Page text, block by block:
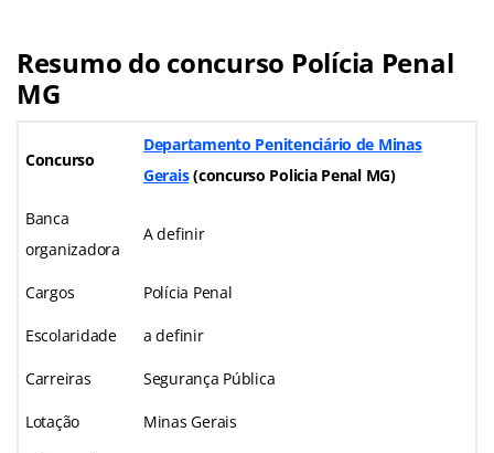
Resumo do concurso Polícia Penal
MG
Concurso
Departamento Penitenciário de Minas
Gerais(concurso Policia Penal MG)
Banca
organizadora
A definir
Cargos Polícia Penal
Escolaridade a definir
Carreiras Segurança Pública
Lotação Minas Gerais